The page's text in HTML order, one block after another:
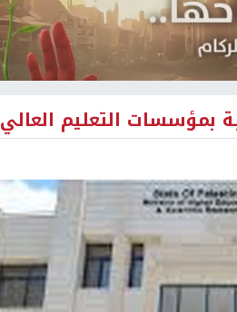
بمؤسسات التعليم العالي